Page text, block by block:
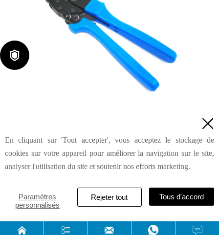
Demande de renseignements
HAILIN INDUSTRIAL & DEVELOPMENT (SHANGHAI) CO.,
LTD
    

En cliquant sur 'Tout accepter', vous acceptez le stockage de
cookies sur votre appareil pour améliorer la navigation sur le site,
analyser l'utilisation du site et soutenir nos efforts marketing.
Paramètres
personnalisés
Rejeter tout Tous d'accord
